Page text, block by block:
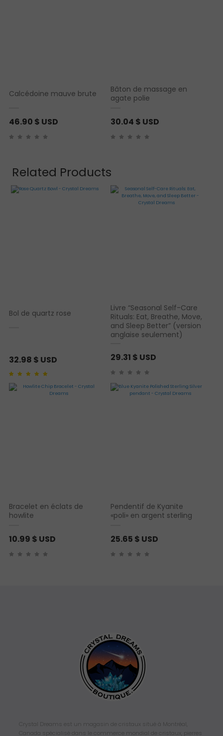
Calcédoine mauve brute
46.90 $ USD
Bâton de massage en
agate polie
30.04 $ USD
Related Products
Bol de quartz rose
32.98 $ USD
basé surnotation
client
Livre “Seasonal Self-Care
Rituals: Eat, Breathe, Move,
and Sleep Better” (version
anglaise seulement)
29.31 $ USD
Bracelet en éclats de
howlite
10.99 $ USD
Pendentif de Kyanite
«poli» en argent sterling
25.65 $ USD
Crystal Dreams est un magasin de cristaux situé à Montréal,
Canada spécialisé dans le commerce mondial de cristaux, pierres